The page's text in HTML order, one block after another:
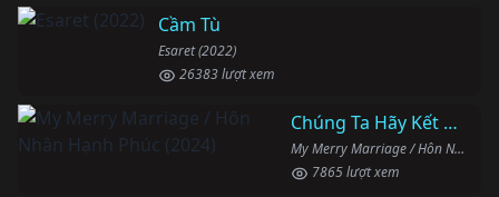
Cầm Tù
Esaret (2022)
26383 lượt xem
Chúng Ta Hãy Kết Hôn Nhé
My Merry Marriage / Hôn Nhân Hạnh Phúc (2024)
7865 lượt xem